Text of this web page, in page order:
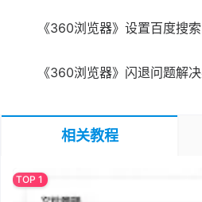
《360浏览器》设置百度搜
《360浏览器》闪退问题解
相关教程